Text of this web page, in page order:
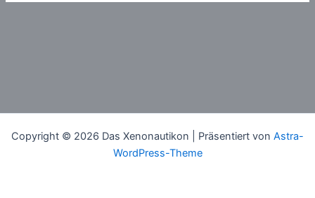
Copyright © 2026 Das Xenonautikon | Präsentiert von Astra-
WordPress-Theme